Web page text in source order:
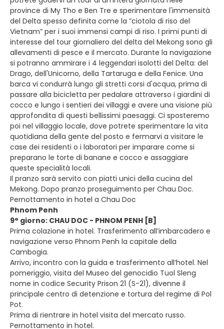
province di My Tho e Ben Tre e sperimentare l'immensità
del Delta spesso definita come la “ciotola di riso del
Vietnam” per i suoi immensi campi di riso. I primi punti di
interesse del tour giornaliero del delta del Mekong sono gli
allevamenti di pesce e il mercato. Durante la navigazione
si potranno ammirare i 4 leggendari isolotti del Delta: del
Drago, dell'Unicorno, della Tartaruga e della Fenice. Una
barca vi condurrà lungo gli stretti corsi d'acqua, prima di
passare alla bicicletta per pedalare attraverso i giardini di
cocco e lungo i sentieri dei villaggi e avere una visione più
approfondita di questi bellissimi paesaggi. Ci sposteremo
poi nel villaggio locale, dove potrete sperimentare la vita
quotidiana della gente del posto e fermarvi a visitare le
case dei residenti o i laboratori per imparare come si
preparano le torte di banane e cocco e assaggiare
queste specialità locali.
Il pranzo sarà servito con piatti unici della cucina del
Mekong. Dopo pranzo proseguimento per Chau Doc.
Pernottamento in hotel a Chau Doc
Phnom Penh
9° giorno: CHAU DOC - PHNOM PENH [B]
Prima colazione in hotel. Trasferimento all’imbarcadero e
navigazione verso Phnom Penh la capitale della
Cambogia.
Arrivo, incontro con la guida e trasferimento all’hotel. Nel
pomeriggio, visita del Museo del genocidio Tuol Sleng
nome in codice Security Prison 21 (S-21), divenne il
principale centro di detenzione e tortura del regime di Pol
Pot.
Prima di rientrare in hotel visita del mercato russo.
Pernottamento in hotel.